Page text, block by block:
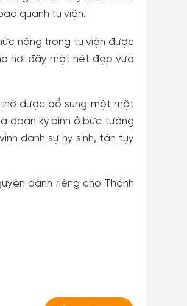
quanh tu viện.
năng trong tu viện được
nơi đây một nét đẹp vừa
thờ được bổ sung một mặt
đoàn kỵ binh ở bức tường
danh sự hy sinh, tận tụy
dành riêng cho Thánh